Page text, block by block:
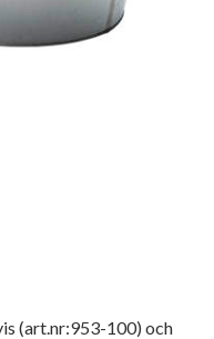
(art.nr:953-100) och